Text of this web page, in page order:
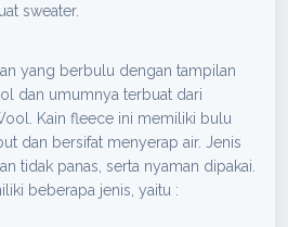
sweater.
yang berbulu dengan tampilan
dan umumnya terbuat dari
Kain fleece ini memiliki bulu
dan bersifat menyerap air. Jenis
tidak panas, serta nyaman dipakai.
beberapa jenis, yaitu :